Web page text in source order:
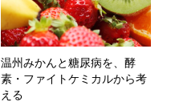
温州みかんと糖尿病を、酵
素・ファイトケミカルから考
える